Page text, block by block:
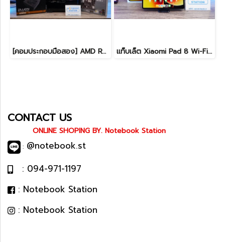
[คอมประกอบมือสอง] AMD Ryzen5-7500F / RTX-4060Ti(8GB) / 16B(8GBx2) DDR5 5600MHz / 1TB SSD M.2 / ASUS PRIME A620M-K / SUPER FLOWER ZILLION 650W 80 PLUS BRONZE สเปคสูง พร้อมใช้งานในราาสุดคุ้มเพียง 24,990.- แท็บเล็ต Xiaomi Pad 8 Wi-Fi (8+128GB) Gray ขนาด 11.2นิ้ว เครื่องสวยอุปกรณ์ครบกล่อง รีเซ็ตคืนค่าให้พร้อมใช้งาน ราคาสุดคุ้มเพียง 8,990.- ประกันศูนย์ยาว1ปีกว่า
CONTACT US
ONLINE SHOPING BY. Notebook Station
: @notebook.st
: 094-971-1197
: Notebook Station
: Notebook Station